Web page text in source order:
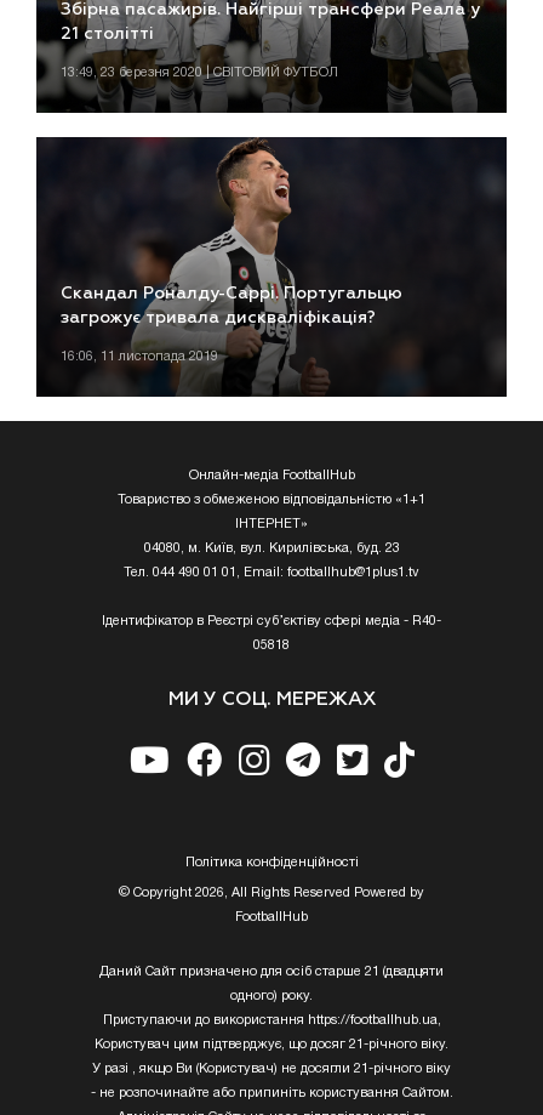
Збірна пасажирів. Найгірші трансфери Реала у
21 столітті
13:49, 23 березня 2020 | СВІТОВИЙ ФУТБОЛ
Скандал Роналду-Саррі. Португальцю
загрожує тривала дискваліфікація?
16:06, 11 листопада 2019
Онлайн-медіа FootballHub
Товариство з обмеженою відповідальністю «1+1
ІНТЕРНЕТ»
04080, м. Київ, вул. Кирилівська, буд. 23
Тел. 044 490 01 01, Email: footballhub@1plus1.tv
Ідентифікатор в Реєстрі суб’єктіву сфері медіа - R40-
05818
МИ У СОЦ. МЕРЕЖАХ
Полiтика конфiденцiйностi
© Copyright 2026, All Rights Reserved Powered by
FootballHub
Даний Сайт призначено для осіб старше 21 (двадцяти
одного) року.
Приступаючи до використання https://footballhub.ua,
Користувач цим підтверджує, що досяг 21-річного віку.
У разі , якщо Ви (Користувач) не досягли 21-річного віку
- не розпочинайте або припиніть користування Сайтом.